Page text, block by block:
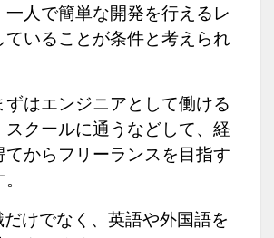
一人で簡単な開発を行えるレ
ていることが条件と考えられ
ずはエンジニアとして働ける
スクールに通うなどして、経
てからフリーランスを目指す
けでなく、英語や外国語を